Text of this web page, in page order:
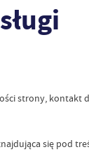
strony, kontakt
się pod